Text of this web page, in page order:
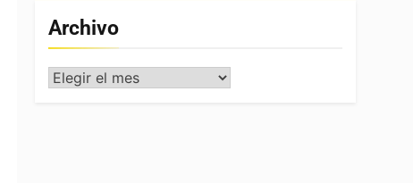
Archivo
Archivo